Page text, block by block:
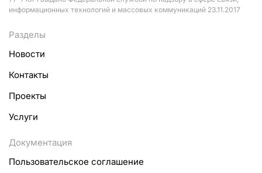
информационных технологий и массовых коммуникаций 23.11.2017
Разделы
Новости
Контакты
Проекты
Услуги
Документация
Пользовательское соглашение